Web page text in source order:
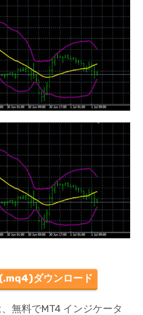
する方法
ダウンロード
無料でMT4 インジケータ